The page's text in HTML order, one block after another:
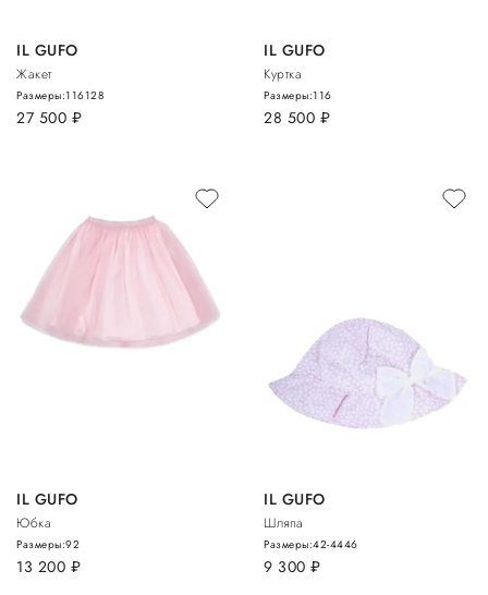
IL GUFO
Жакет
27 500 руб.
Размеры:116128
IL GUFO
Куртка
28 500 руб.
Размеры:116
IL GUFO
Юбка
13 200 руб.
Размеры:92
IL GUFO
Шляпа
9 300 руб.
Размеры:42-4446